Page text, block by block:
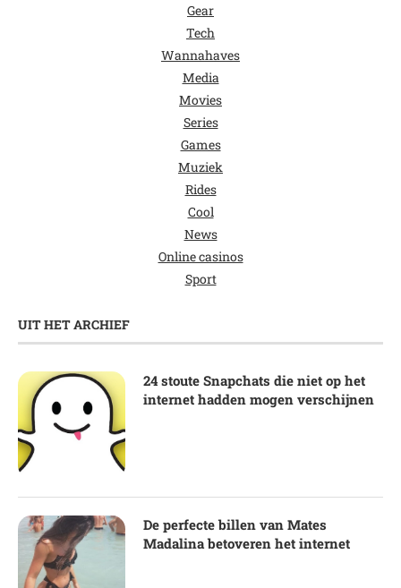
Gear
Tech
Wannahaves
Media
Movies
Series
Games
Muziek
Rides
Cool
News
Online casinos
Sport
UIT HET ARCHIEF
24 stoute Snapchats die niet op het
internet hadden mogen verschijnen
De perfecte billen van Mates
Madalina betoveren het internet